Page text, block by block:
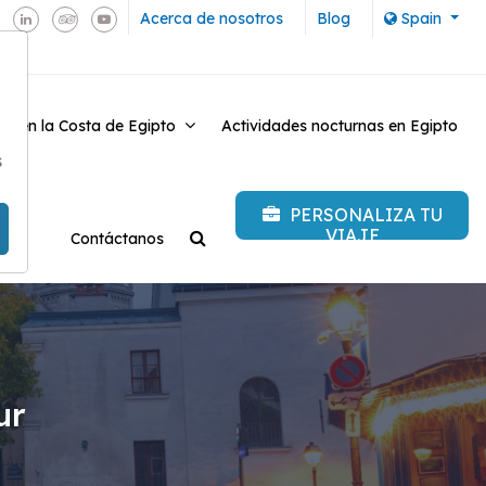
Spain
Blog
Acerca de nosotros
en la Costa de Egipto Actividades nocturnas en Egipto
Contáctanos
PERSONALIZA TU
VIAJE